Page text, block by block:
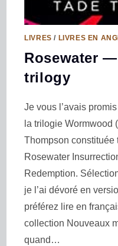
LIVRES / LIVRES EN
Rosewater
trilogy
Je vous l’avais
la trilogie Wormwood
Thompson constituée
Rosewater
Redemption.
je l’ai dévoré en
préférez lire en
collection Nouveaux
quand…